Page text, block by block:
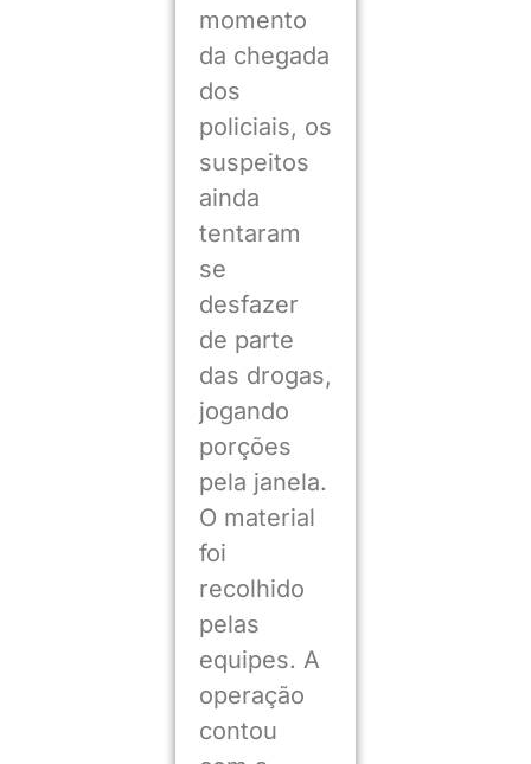
momento
da chegada
dos
policiais, os
suspeitos
ainda
tentaram
se
desfazer
de parte
das drogas,
jogando
porções
pela janela.
O material
foi
recolhido
pelas
equipes. A
operação
contou